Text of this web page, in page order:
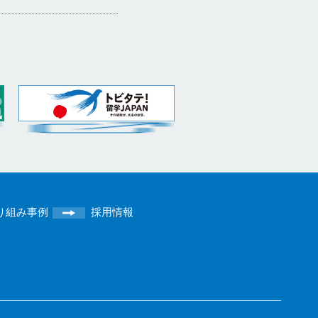
組み事例 採用情報